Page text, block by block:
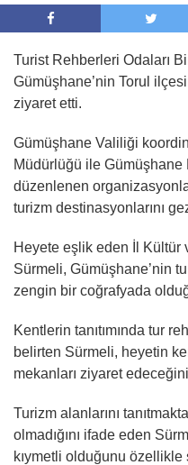
Turist Rehberleri Odaları
Gümüşhane’nin Torul
ziyaret etti.
Gümüşhane Valiliği
Müdürlüğü ile
düzenlenen
turizm destinasyonlarını
Heyete eşlik eden İl Kültür
Sürmeli, Gümüşhane’nin
zengin bir coğrafyada
Kentlerin tanıtımında tur
belirten Sürmeli, heyetin
mekanları ziyaret
Turizm alanlarını
olmadığını ifade eden
kıymetli olduğunu